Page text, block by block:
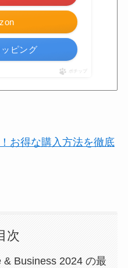
ピング
ポチップ
お得な購入方法を徹底
次
& Business 2024 の最